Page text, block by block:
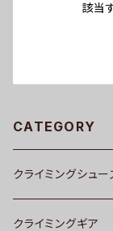
該当
CATEGORY
クライミングシュー
UNPARALLEL[アン
クライミングギア